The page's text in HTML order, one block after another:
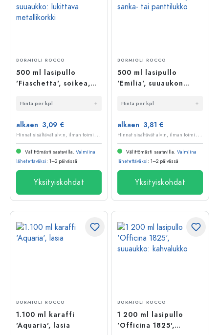
BORMIOLI ROCCO
500 ml lasipullo
'Fiaschetta', soikea,
metallikorkki
Hinta per kpl
alkaen 3,09 €
H
innat sisältävät alv:n, ilman toimituskuluja
Välittömästi saatavilla. Valmiina
lähetettäväksi: 1–2 päivässä
Yksityiskohdat
BORMIOLI ROCCO
500 ml lasipullo
'Emilia', suuaukon
panttilukko
Hinta per kpl
alkaen 3,81 €
H
innat sisältävät alv:n, ilman toimituskuluja
Välittömästi saatavilla. Valmiina
lähetettäväksi: 1–2 päivässä
Yksityiskohdat
BORMIOLI ROCCO
1.100 ml karaffi
'Aquaria', lasia
BORMIOLI ROCCO
1 200 ml lasipullo
'Officina 1825',